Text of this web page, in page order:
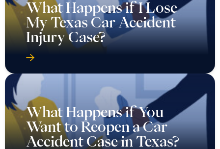
What Happens if I Lose
My Texas Car Accident
Injury Case?
What Happens if You
Want to Reopen a Car
Accident Case in Texas?